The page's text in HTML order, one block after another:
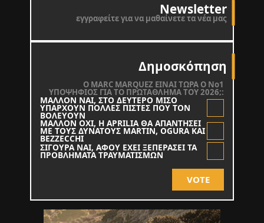
Newsletter
εγγραφείτε για να μαθαίνετε τα νέα μας
Δημοσκόπηση
O MARC MARQUEZ ΕΙΝΑΙ ΤΩΡΑ Ο Νο1
ΥΠΟΨΗΦΙΟΣ ΓΙΑ ΤΟ ΠΡΩΤΑΘΛΗΜΑ ΤΟΥ 2026;:
ΜΑΛΛΟΝ ΝΑΙ, ΣΤΟ ΔΕΥΤΕΡΟ ΜΙΣΟ
ΥΠΑΡΧΟΥΝ ΠΟΛΛΕΣ ΠΙΣΤΕΣ ΠΟΥ ΤΟΝ
ΒΟΛΕΥΟΥΝ
ΜΑΛΛΟΝ ΟΧΙ, Η APRILIA ΘΑ ΑΠΑΝΤΗΣΕΙ
ΜΕ ΤΟΥΣ ΔΥΝΑΤΟΥΣ MARTIN, OGURA KAI
BEZZECCHI
ΣΙΓΟΥΡΑ ΝΑΙ, ΑΦΟΥ ΕΧΕΙ ΞΕΠΕΡΑΣΕΙ ΤΑ
ΠΡΟΒΛΗΜΑΤΑ ΤΡΑΥΜΑΤΙΣΜΩΝ
VOTE